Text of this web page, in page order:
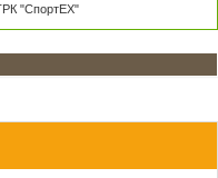
"СпортЕХ"